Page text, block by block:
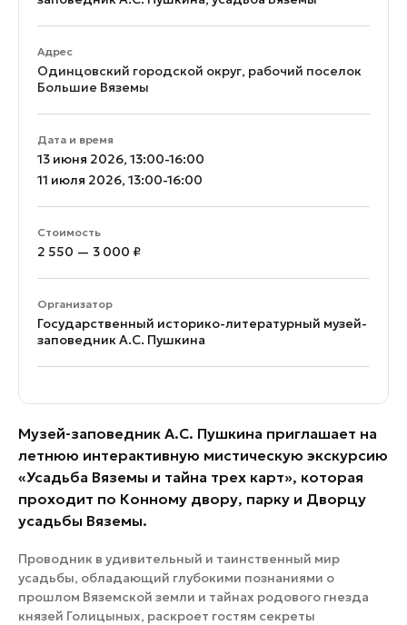
Адрес
Одинцовский городской округ, рабочий поселок
Большие Вяземы
Дата и время
13 июня 2026, 13:00-16:00
11 июля 2026, 13:00-16:00
Стоимость
2 550 — 3 000 ₽
Организатор
Государственный историко-литературный музей-
заповедник А.С. Пушкина
Музей-заповедник А.С. Пушкина приглашает на
летнюю интерактивную мистическую экскурсию
«Усадьба Вяземы и тайна трех карт», которая
проходит по Конному двору, парку и Дворцу
усадьбы Вяземы.
Проводник в удивительный и таинственный мир
усадьбы, обладающий глубокими познаниями о
прошлом Вяземской земли и тайнах родового гнезда
князей Голицыных, раскроет гостям секреты